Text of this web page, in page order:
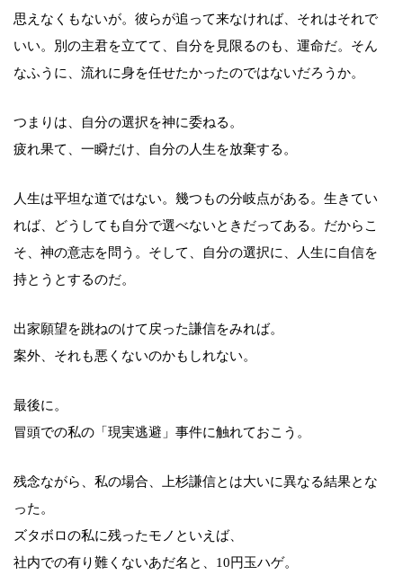
思えなくもないが。彼らが追って来なければ、それはそれで
いい。別の主君を立てて、自分を見限るのも、運命だ。そん
なふうに、流れに身を任せたかったのではないだろうか。
つまりは、自分の選択を神に委ねる。
疲れ果て、一瞬だけ、自分の人生を放棄する。
人生は平坦な道ではない。幾つもの分岐点がある。生きてい
れば、どうしても自分で選べないときだってある。だからこ
そ、神の意志を問う。そして、自分の選択に、人生に自信を
持とうとするのだ。
出家願望を跳ねのけて戻った謙信をみれば。
案外、それも悪くないのかもしれない。
最後に。
冒頭での私の「現実逃避」事件に触れておこう。
残念ながら、私の場合、上杉謙信とは大いに異なる結果とな
った。
ズタボロの私に残ったモノといえば、
社内での有り難くないあだ名と、10円玉ハゲ。